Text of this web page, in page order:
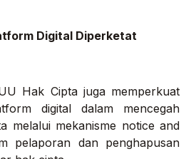
Digital Diperketat
Hak Cipta juga memperkuat
digital dalam mencegah
melalui mekanisme notice and
pelaporan dan penghapusan